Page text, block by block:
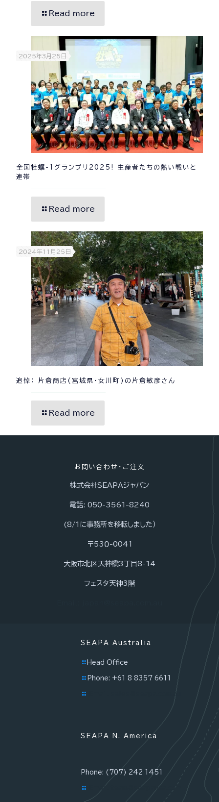
Read more
2025年3月25日
全国牡蠣-1グランプリ2025! 生産者たちの熱い戦いと
連帯
Read more
2024年11月25日
追悼： 片倉商店(宮城県・女川町)の片倉敏彦さん
Read more
お問い合わせ・ご注文
株式会社SEAPAジャパン
電話: 050-3561-8240
(8/1に事務所を移転しました）
〒53０-0041
大阪市北区天神橋3丁目8-14
フェスタ天神3階
SEAPA Australia
Head Office
Phone: +61 8 8357 6611
SEAPA N. America
Phone: (707) 242 1451